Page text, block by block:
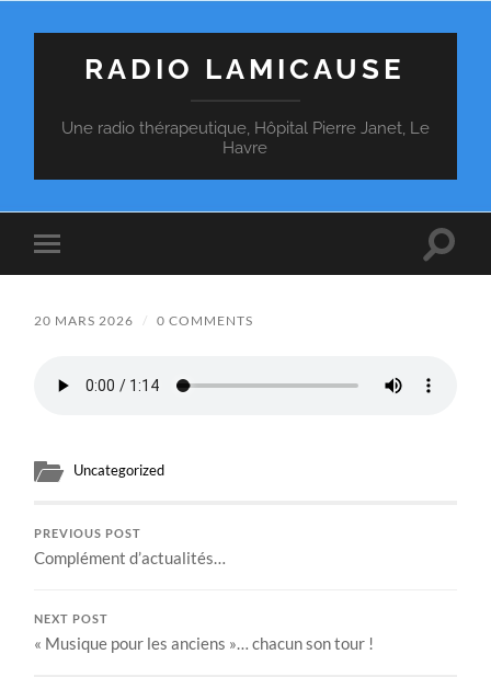
RADIO LAMICAUSE
Une radio thérapeutique, Hôpital Pierre Janet, Le
Havre
Toggle
mobile
Toggle
20 MARS 2026 / 0 COMMENTS
Uncategorized
PREVIOUS POST
Complément d’actualités…
NEXT POST
« Musique pour les anciens »… chacun son tour !